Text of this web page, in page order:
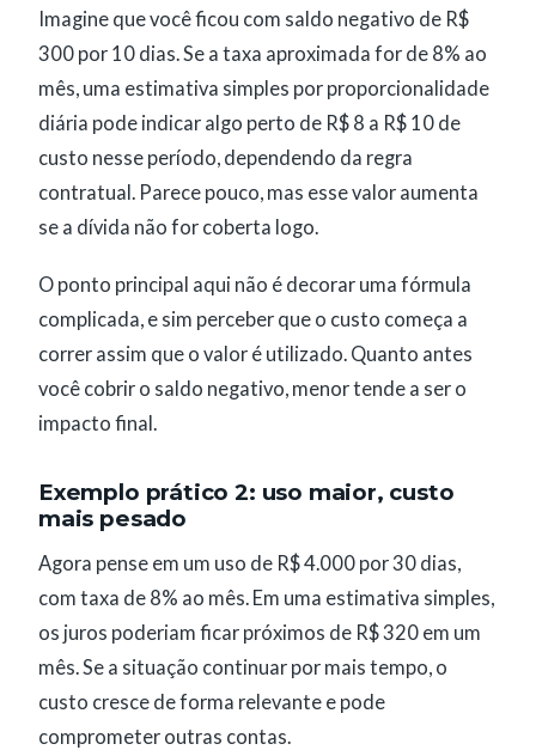
Imagine que você ficou com saldo negativo de R$
300 por 10 dias. Se a taxa aproximada for de 8% ao
mês, uma estimativa simples por proporcionalidade
diária pode indicar algo perto de R$ 8 a R$ 10 de
custo nesse período, dependendo da regra
contratual. Parece pouco, mas esse valor aumenta
se a dívida não for coberta logo.
O ponto principal aqui não é decorar uma fórmula
complicada, e sim perceber que o custo começa a
correr assim que o valor é utilizado. Quanto antes
você cobrir o saldo negativo, menor tende a ser o
impacto final.
Exemplo prático 2: uso maior, custo
mais pesado
Agora pense em um uso de R$ 4.000 por 30 dias,
com taxa de 8% ao mês. Em uma estimativa simples,
os juros poderiam ficar próximos de R$ 320 em um
mês. Se a situação continuar por mais tempo, o
custo cresce de forma relevante e pode
comprometer outras contas.